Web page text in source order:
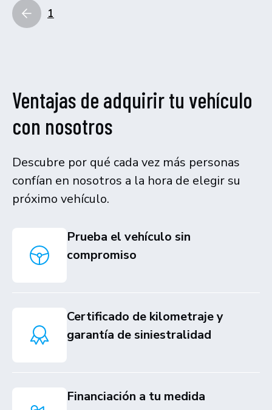
1
Ventajas de adquirir tu vehículo
con nosotros
Descubre por qué cada vez más personas
confían en nosotros a la hora de elegir su
próximo vehículo.
Prueba el vehículo sin
compromiso
Certificado de kilometraje y
garantía de siniestralidad
Financiación a tu medida